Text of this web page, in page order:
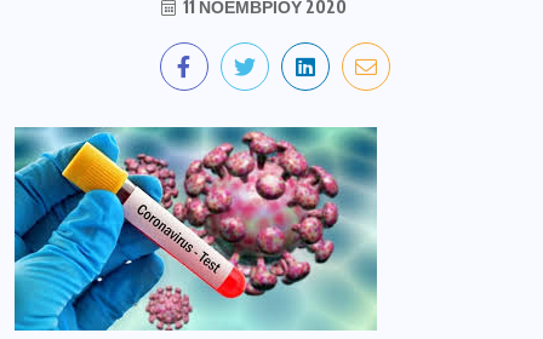
11 ΝΟΕΜΒΡΊΟΥ 2020